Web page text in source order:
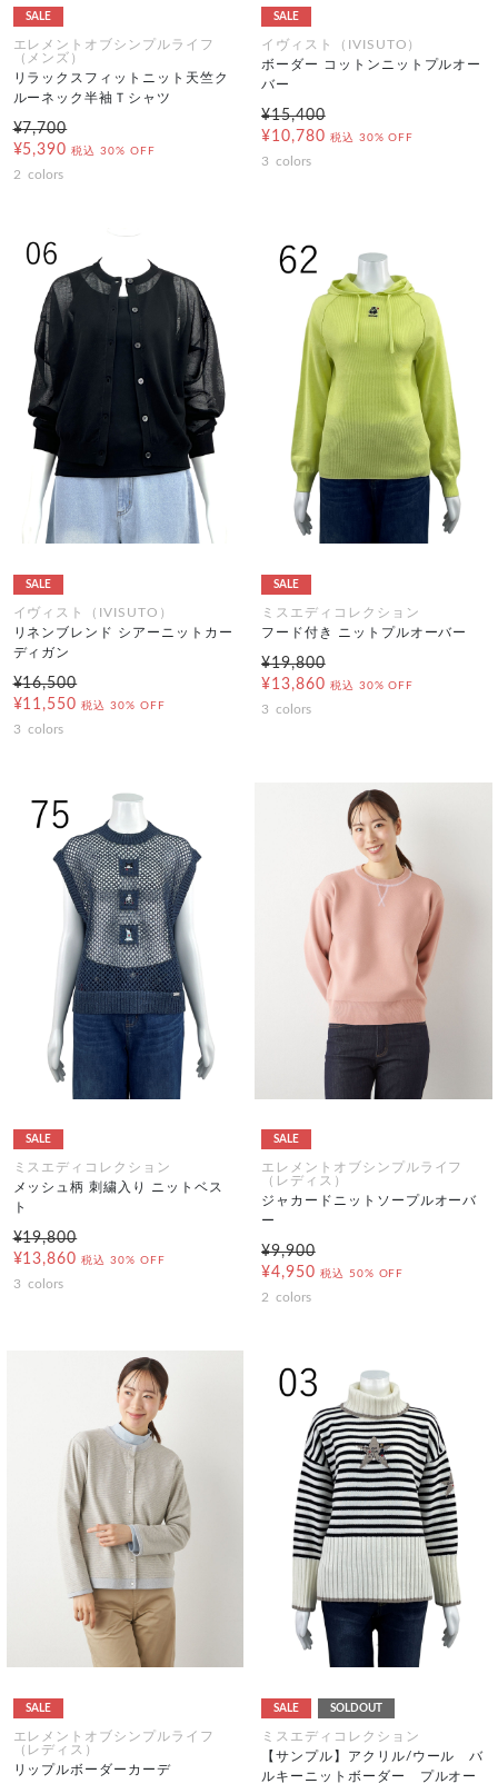
SALE
エレメントオブシンプルライフ
（メンズ）
リラックスフィットニット天竺ク
ルーネック半袖Ｔシャツ
¥7,700
¥5,390 税込 30% OFF
2 colors
SALE
イヴィスト（IVISUTO）
ボーダー コットンニットプルオー
バー
¥15,400
¥10,780 税込 30% OFF
3 colors
SALE
イヴィスト（IVISUTO）
リネンブレンド シアーニットカー
ディガン
¥16,500
¥11,550 税込 30% OFF
3 colors
SALE
ミスエディコレクション
フード付き ニットプルオーバー
¥19,800
¥13,860 税込 30% OFF
3 colors
SALE
ミスエディコレクション
メッシュ柄 刺繍入り ニットベス
ト
¥19,800
¥13,860 税込 30% OFF
3 colors
SALE
エレメントオブシンプルライフ
（レディス）
ジャカードニットソープルオーバ
ー
¥9,900
¥4,950 税込 50% OFF
2 colors
SALE
エレメントオブシンプルライフ
（レディス）
リップルボーダーカーデ
SALE SOLDOUT
ミスエディコレクション
【サンプル】アクリル/ウール バ
ルキーニットボーダー プルオー